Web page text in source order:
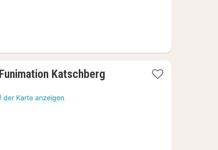
Katschberg
der Karte anzeigen